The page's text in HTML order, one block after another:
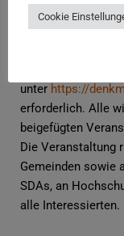
Bearbeiter der
aktuelles
unter https://
erforderlich. Alle
beigefügten
Die Veranstaltung
Gemeinden sowie
SDAs, an
alle Interessierten.
Cookie